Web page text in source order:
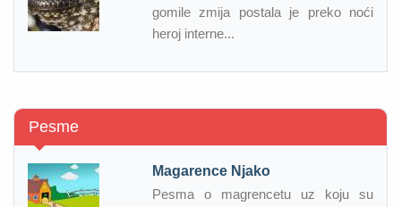
gomile zmija postala je preko noći
heroj interne...
Pesme
Magarence Njako
Pesma o magrencetu uz koju su